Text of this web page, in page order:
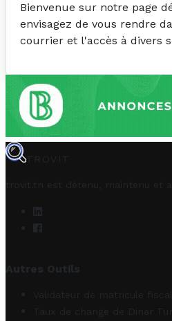
Bienvenue sur notre page
envisagez de vous rendre
courrier et l'accès à divers
TROVIT
trovit.tn est détenu, maintenu et
Autres Outils
Validateur de matricule fiscal
Taux de change de Dinar